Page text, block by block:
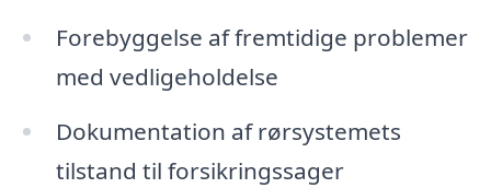
Forebyggelse af fremtidige problemer
med vedligeholdelse
Dokumentation af rørsystemets
tilstand til forsikringssager